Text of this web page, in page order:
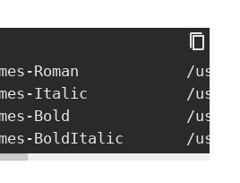
Roman            /usr/
Italic           /usr/
Bold             /usr/
BoldItalic       /usr/